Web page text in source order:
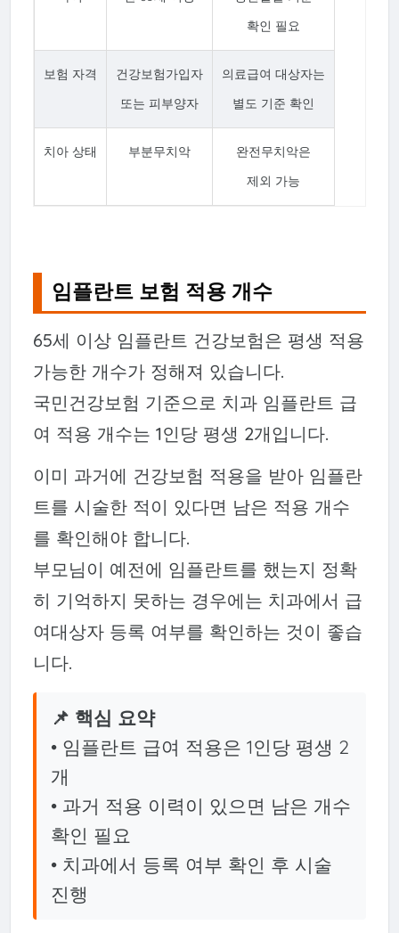
확인 필요
보험 자격
건강보험가입자
또는 피부양자
의료급여 대상자는
별도 기준 확인
치아 상태 부분무치악
완전무치악은
제외 가능
임플란트 보험 적용 개수
65세 이상 임플란트 건강보험은 평생 적용
가능한 개수가 정해져 있습니다.
국민건강보험 기준으로 치과 임플란트 급
여 적용 개수는 1인당 평생 2개입니다.
이미 과거에 건강보험 적용을 받아 임플란
트를 시술한 적이 있다면 남은 적용 개수
를 확인해야 합니다.
부모님이 예전에 임플란트를 했는지 정확
히 기억하지 못하는 경우에는 치과에서 급
여대상자 등록 여부를 확인하는 것이 좋습
니다.
📌 핵심 요약
• 임플란트 급여 적용은 1인당 평생 2
개
• 과거 적용 이력이 있으면 남은 개수
확인 필요
• 치과에서 등록 여부 확인 후 시술
진행